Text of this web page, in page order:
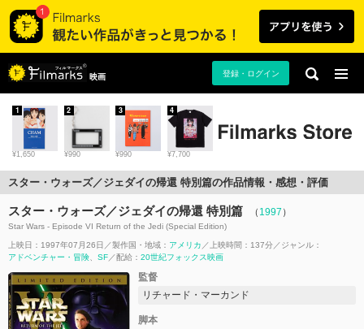
映画 登録・ログイン
¥1,650
1
¥990
2
¥990
3
¥7,700
4
スター・ウォーズ／ジェダイの帰還 特別篇の作品情報・感想・評価
スター・ウォーズ／ジェダイの帰還 特別篇 （ 1997 ）
Star Wars - Episode VI Return of the Jedi (Special Edition)
上映日：1997年07月26日 製作国・地域： アメリカ 上映時間：137分
ジャンル：
アドベンチャー・冒険
SF 配給： 20世紀フォックス映画
監督
リチャード・マーカンド
脚本